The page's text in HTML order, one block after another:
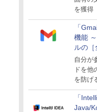
を獲得
「
機能
ルの［
表示
自分が
ドを他
を防げ
「
Java/